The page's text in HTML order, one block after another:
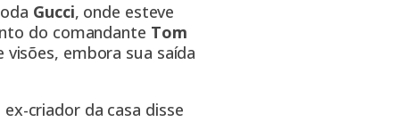
Gucci, onde esteve
do comandante Tom
embora sua saída
ex-criador da casa disse